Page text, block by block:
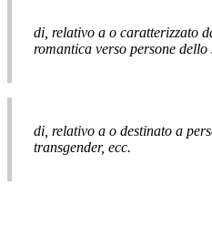
di, relativo a o caratterizzato
romantica verso persone dello
di, relativo a o destinato a
transgender, ecc.